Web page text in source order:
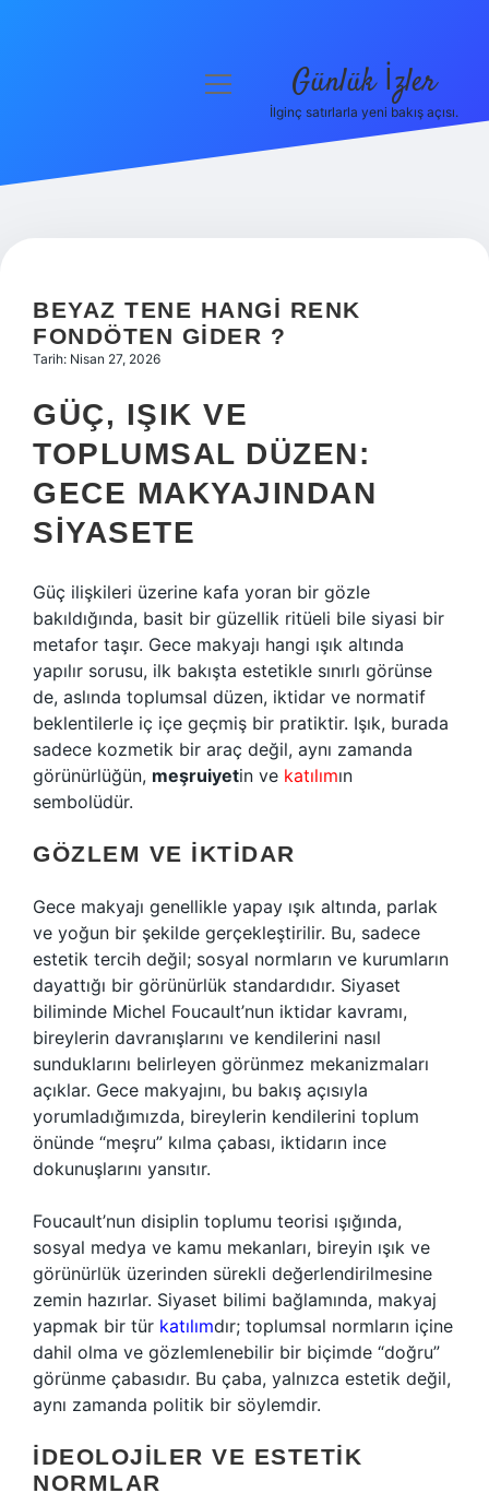
Hakkımızda
menüyü
Günlük İzler
İlginç satırlarla yeni bakış açısı.
BEYAZ TENE HANGI RENK
FONDÖTEN GIDER ?
Tarih: Nisan 27, 2026
GÜÇ, IŞIK VE
TOPLUMSAL DÜZEN:
GECE MAKYAJINDAN
SIYASETE
Güç ilişkileri üzerine kafa yoran bir gözle
bakıldığında, basit bir güzellik ritüeli bile siyasi bir
metafor taşır. Gece makyajı hangi ışık altında
yapılır sorusu, ilk bakışta estetikle sınırlı görünse
de, aslında toplumsal düzen, iktidar ve normatif
beklentilerle iç içe geçmiş bir pratiktir. Işık, burada
sadece kozmetik bir araç değil, aynı zamanda
görünürlüğün, meşruiyetin ve katılımın
sembolüdür.
GÖZLEM VE İKTIDAR
Gece makyajı genellikle yapay ışık altında, parlak
ve yoğun bir şekilde gerçekleştirilir. Bu, sadece
estetik tercih değil; sosyal normların ve kurumların
dayattığı bir görünürlük standardıdır. Siyaset
biliminde Michel Foucault’nun iktidar kavramı,
bireylerin davranışlarını ve kendilerini nasıl
sunduklarını belirleyen görünmez mekanizmaları
açıklar. Gece makyajını, bu bakış açısıyla
yorumladığımızda, bireylerin kendilerini toplum
önünde “meşru” kılma çabası, iktidarın ince
dokunuşlarını yansıtır.
Foucault’nun disiplin toplumu teorisi ışığında,
sosyal medya ve kamu mekanları, bireyin ışık ve
görünürlük üzerinden sürekli değerlendirilmesine
zemin hazırlar. Siyaset bilimi bağlamında, makyaj
yapmak bir tür katılımdır; toplumsal normların içine
dahil olma ve gözlemlenebilir bir biçimde “doğru”
görünme çabasıdır. Bu çaba, yalnızca estetik değil,
aynı zamanda politik bir söylemdir.
İDEOLOJILER VE ESTETIK
NORMLAR